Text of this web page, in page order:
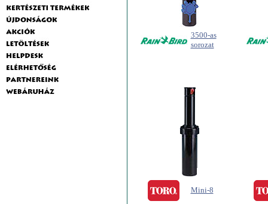
3500-as
sorozat
Mini-8